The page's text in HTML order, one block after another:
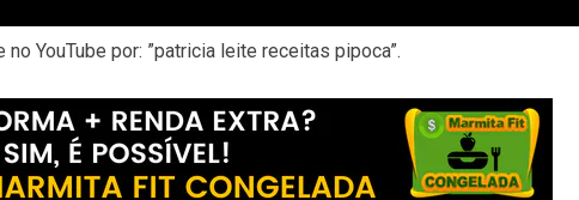
YouTube por: ”patricia leite receitas pipoca”.